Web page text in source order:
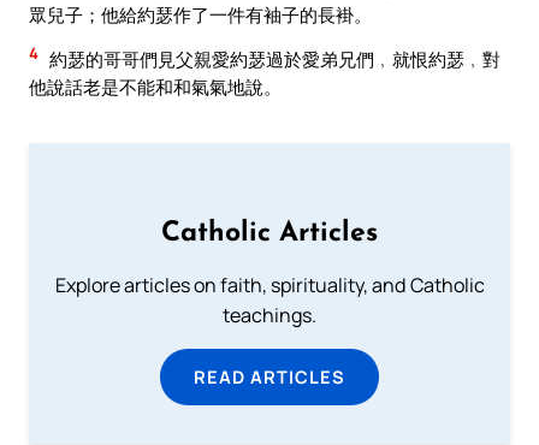
眾兒子；他給約瑟作了一件有袖子的長褂。
4 約瑟的哥哥們見父親愛約瑟過於愛弟兄們﹐就恨約瑟﹐對
他說話老是不能和和氣氣地說。
Catholic Articles
Explore articles on faith, spirituality, and Catholic
teachings.
READ ARTICLES